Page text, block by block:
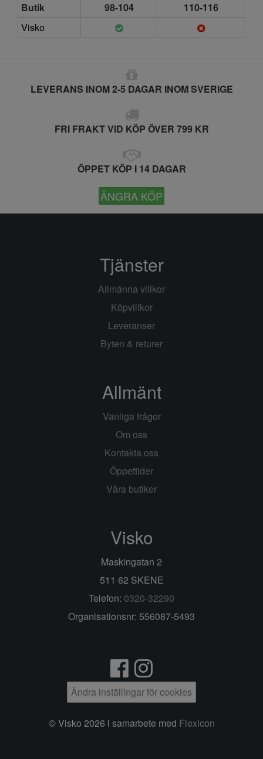
Butik
98-104
110-116
Visko
LEVERANS INOM 2-5 DAGAR INOM SVERIGE
FRI FRAKT VID KÖP ÖVER 799 KR
ÖPPET KÖP I 14 DAGAR
ÅNGRA KÖP
Tjänster
Allmänna villkor
Köpvillkor
Leveranser
Byten & returer
Allmänt
Vanliga frågor
Om oss
Kontakta oss
Öppettider
Våra butiker
Visko
Maskingatan 2
511 62 SKENE
Telefon: 0320-32290
Organisationsnr: 556087-5493
Ändra inställingar för cookies
© Visko 2026 i samarbete med Flexicon